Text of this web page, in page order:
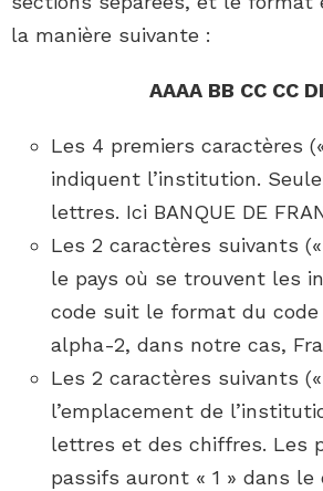
la manière suivante :
AAAA BB CC CC
Les 4 premiers caractères
indiquent l’institution.
lettres. Ici BANQUE DE
Les 2 caractères suivants
le pays où se trouvent les
code suit le format du code
alpha-2, dans notre cas,
Les 2 caractères suivants
l’emplacement de
lettres et des chiffres. Les
passifs auront « 1 » dans le